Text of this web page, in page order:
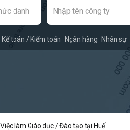
Kế toán / Kiểm toán Ngân hàng Nhân sự
Việc làm Giáo dục / Đào tạo tại Huế